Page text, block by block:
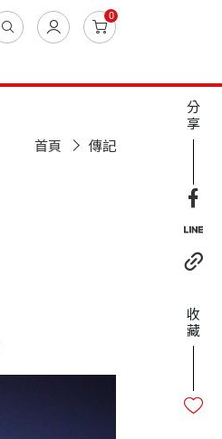
0
首頁 傳記
分
享
收
藏